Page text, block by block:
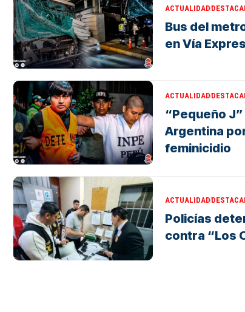
ACTUALIDAD
Bus del
en Vía
ACTUALIDAD
“Pequeño
Argentina
feminicidio
ACTUALIDAD
Policías
contra “Los